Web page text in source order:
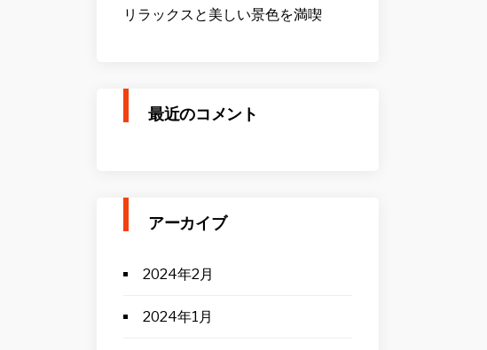
リラックスと美しい景色を満喫
最近のコメント
アーカイブ
2024年2月
2024年1月